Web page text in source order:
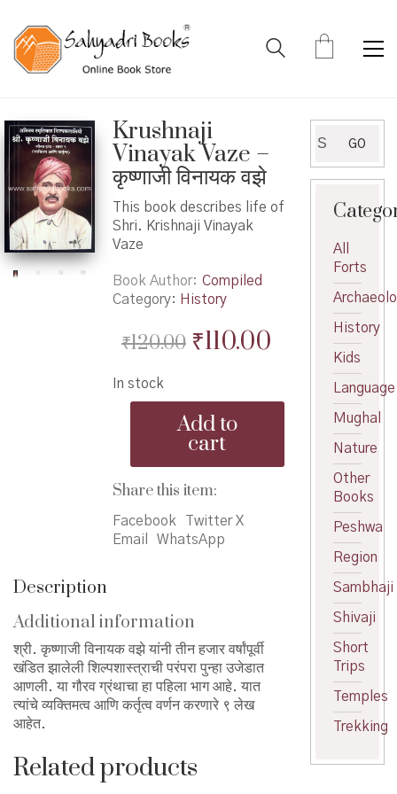
Krushnaji
Vinayak Vaze –
कृष्णाजी विनायक वझे
This book describes life of
Shri. Krishnaji Vinayak
Vaze
Book Author
Compiled
Category: History
₹120.00 Original
was:
₹120.00.
₹110.00Current
is:
₹110.00.
In stock
कृष्णाजी
वझे
quantity
Add to
cart
Share this item:
Facebook
Twitter X
Email
WhatsApp
Description
Additional information
श्री. कृष्णाजी विनायक वझे यांनी तीन हजार वर्षांपूर्वी
खंडित झालेली शिल्पशास्त्राची परंपरा पुन्हा उजेडात
आणली. या गौरव ग्रंथाचा हा पहिला भाग आहे. यात
त्यांचे व्यक्तिमत्व आणि कर्तृत्व वर्णन करणारे ९ लेख
आहेत.
Related products
for:
GO
All
Forts
History
Kids
Language
Mughal
Nature
Other
Books
Peshwa
Region
Sambhaji
Shivaji
Short
Trips
Temples
Trekking